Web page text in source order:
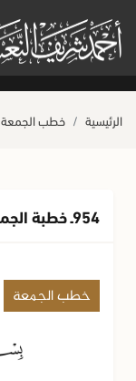
الله ﷺ كله رحمة
الرئيسية خطب الجمعة
954ـ خطبة الجمعة: يوم المولد يوم مولد المجد
خطب الجمعة